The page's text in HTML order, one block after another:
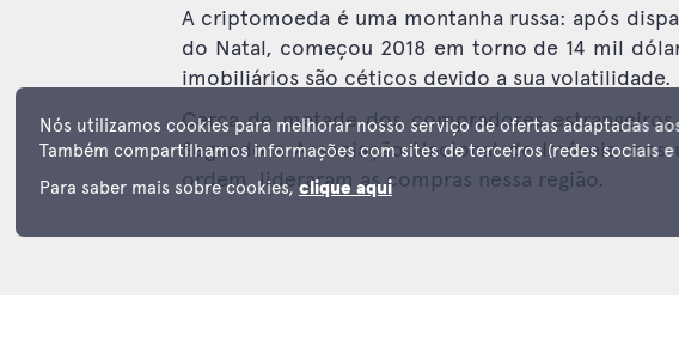
Nós utilizamos cookies para melhorar nosso serviço de ofertas adaptadas
Também compartilhamos informações com sites de terceiros (redes sociais
Para saber mais sobre cookies,clique aqui
A criptomoeda é uma montanha russa: após
do Natal, começou 2018 em torno de 14 mil
imobiliários são céticos devido a sua volatilidade.
Cerca de metade dos compradores
Segundo a Associação Nacional de Imóveis,
ordem, lideraram as compras nessa região.